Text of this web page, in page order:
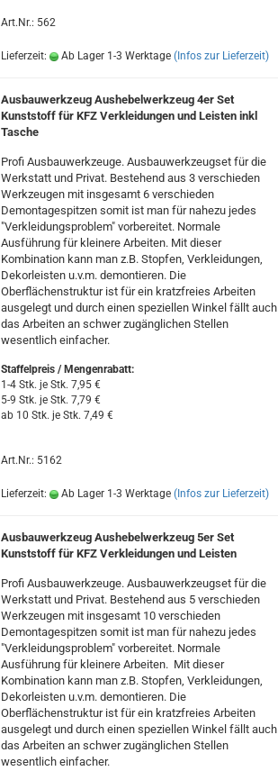
Art.Nr.: 562
Lieferzeit: Ab Lager 1-3 Werktage (Infos zur Lieferzeit)
Ausbauwerkzeug Aushebelwerkzeug 4er Set
Kunststoff für KFZ Verkleidungen und Leisten inkl
Tasche
Profi Ausbauwerkzeuge. Ausbauwerkzeugset für die
Werkstatt und Privat. Bestehend aus 3 verschieden
Werkzeugen mit insgesamt 6 verschieden
Demontagespitzen somit ist man für nahezu jedes
"Verkleidungsproblem" vorbereitet. Normale
Ausführung für kleinere Arbeiten. Mit dieser
Kombination kann man z.B. Stopfen, Verkleidungen,
Dekorleisten u.v.m. demontieren. Die
Oberflächenstruktur ist für ein kratzfreies Arbeiten
ausgelegt und durch einen speziellen Winkel fällt auch
das Arbeiten an schwer zugänglichen Stellen
wesentlich einfacher.
Staffelpreis / Mengenrabatt:
1-4 Stk. je Stk. 7,95 €
5-9 Stk. je Stk. 7,79 €
ab 10 Stk. je Stk. 7,49 €
Art.Nr.: 5162
Lieferzeit: Ab Lager 1-3 Werktage (Infos zur Lieferzeit)
Ausbauwerkzeug Aushebelwerkzeug 5er Set
Kunststoff für KFZ Verkleidungen und Leisten
Profi Ausbauwerkzeuge. Ausbauwerkzeugset für die
Werkstatt und Privat. Bestehend aus 5 verschieden
Werkzeugen mit insgesamt 10 verschieden
Demontagespitzen somit ist man für nahezu jedes
"Verkleidungsproblem" vorbereitet. Normale
Ausführung für kleinere Arbeiten. Mit dieser
Kombination kann man z.B. Stopfen, Verkleidungen,
Dekorleisten u.v.m. demontieren. Die
Oberflächenstruktur ist für ein kratzfreies Arbeiten
ausgelegt und durch einen speziellen Winkel fällt auch
das Arbeiten an schwer zugänglichen Stellen
wesentlich einfacher.